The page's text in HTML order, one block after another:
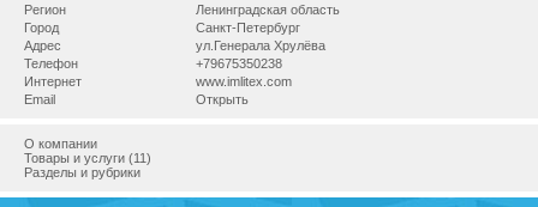
Регион
Ленинградская область
Город
Санкт-Петербург
Адрес
ул.Генерала Хрулёва
Телефон
+79675350238
Интернет
www.imlitex.com
Email
Открыть
О компании
Товары и услуги (11)
Разделы и рубрики